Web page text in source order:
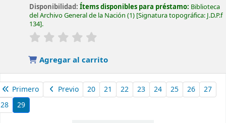
Disponibilidad:Ítems disponibles para préstamo: Biblioteca
del Archivo General de la Nación (1) Signatura topográfica: J.D.P.f
134 .
valoración
Agregar al carrito
Primero Previo 20 21 22 23 24 25 26
27
28
29